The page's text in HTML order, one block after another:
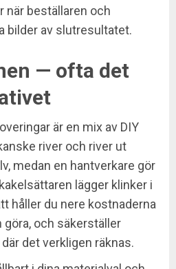
beställaren och
bilder av slutresultatet.
— ofta det
är en mix av DIY
river och river ut
medan en hantverkare gör
lägger klinker i
håller du nere kostnaderna
och säkerställer
det verkligen räknas.